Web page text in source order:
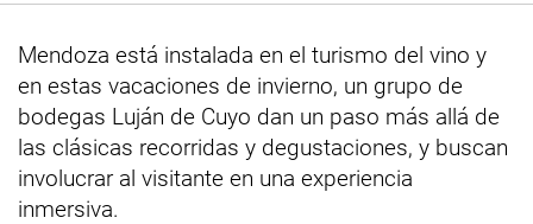
Mendoza está instalada en el turismo del vino y
en estas vacaciones de invierno, un grupo de
bodegas Luján de Cuyo dan un paso más allá de
las clásicas recorridas y degustaciones, y buscan
involucrar al visitante en una experiencia
inmersiva.